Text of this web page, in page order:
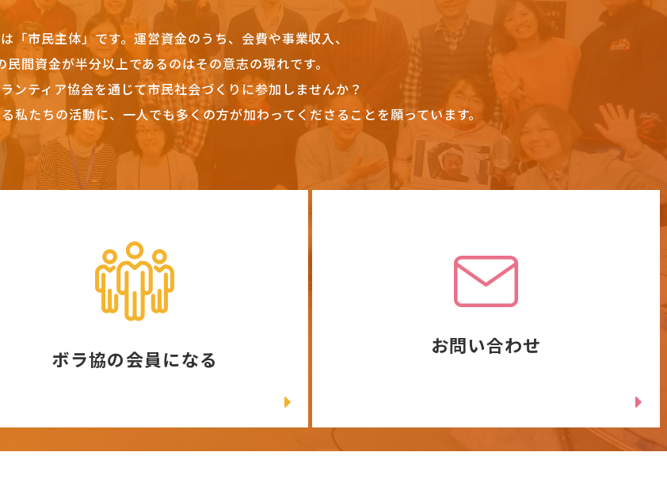
「市民主体」です。 運営資金のうち、会費や事業収入、
民間資金が半分以上であるのはその意志の現れです。
ンティア協会を通じて市民社会づくりに参加しませんか？
私たちの活動に、一人でも多くの方が加わってくださることを願っています。
ボラ協の会員になる
お問い合わせ